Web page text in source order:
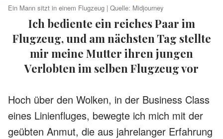
Ein Mann sitzt in einem Flugzeug | Quelle: Midjourney
Ich bediente ein reiches Paar im
Flugzeug, und am nächsten Tag stellte
mir meine Mutter ihren jungen
Verlobten im selben Flugzeug vor
Hoch über den Wolken, in der Business Class
eines Linienfluges, bewegte ich mich mit der
geübten Anmut, die aus jahrelanger Erfahrung